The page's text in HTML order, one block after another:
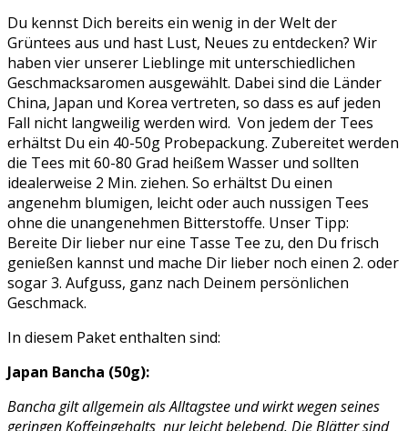
Du kennst Dich bereits ein wenig in der Welt der
Grüntees aus und hast Lust, Neues zu entdecken? Wir
haben vier unserer Lieblinge mit unterschiedlichen
Geschmacksaromen ausgewählt. Dabei sind die Länder
China, Japan und Korea vertreten, so dass es auf jeden
Fall nicht langweilig werden wird. Von jedem der Tees
erhältst Du ein 40-50g Probepackung. Zubereitet werden
die Tees mit 60-80 Grad heißem Wasser und sollten
idealerweise 2 Min. ziehen. So erhältst Du einen
angenehm blumigen, leicht oder auch nussigen Tees
ohne die unangenehmen Bitterstoffe. Unser Tipp:
Bereite Dir lieber nur eine Tasse Tee zu, den Du frisch
genießen kannst und mache Dir lieber noch einen 2. oder
sogar 3. Aufguss, ganz nach Deinem persönlichen
Geschmack.
In diesem Paket enthalten sind:
Japan Bancha (50g):
Bancha gilt allgemein als Alltagstee und wirkt wegen seines
geringen Koffeingehalts nur leicht belebend. Die Blätter sind